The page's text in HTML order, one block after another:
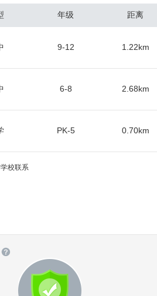
根据当地房产中介协会的数据，佛罗里达
人占到总人数的30%，他们热爱佛州的阳
产多数是独栋别墅和联排别墅，用于出租
美元，年涨幅2.9%，中位数成交价18.6
家纷纷入场，保守估计生活在奥兰多的华
年级 距离
9-12 1.22km
6-8 2.68km
PK-5 0.70km
校联系